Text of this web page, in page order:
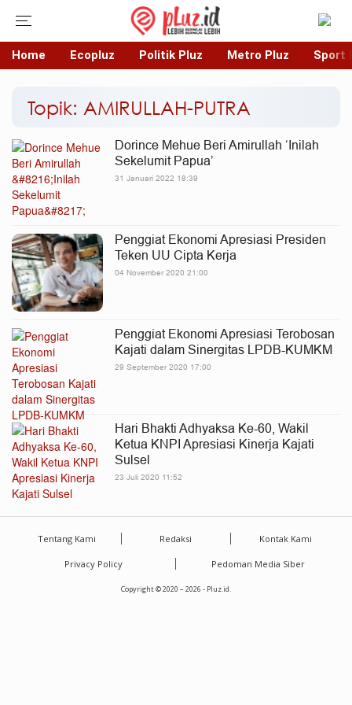
Home Ecopluz Politik Pluz Metro Pluz Sport
Topik: AMIRULLAH-PUTRA
Dorince Mehue Beri Amirullah ‘Inilah
Sekelumit Papua’
31 Januari 2022 18:39
Penggiat Ekonomi Apresiasi Presiden
Teken UU Cipta Kerja
04 November 2020 21:00
Penggiat Ekonomi Apresiasi Terobosan
Kajati dalam Sinergitas LPDB-KUMKM
29 September 2020 17:00
Hari Bhakti Adhyaksa Ke-60, Wakil
Ketua KNPI Apresiasi Kinerja Kajati
Sulsel
23 Juli 2020 11:52
Tentang Kami Redaksi Kontak Kami
Privacy Policy Pedoman Media Siber
Copyright © 2020 – 2026 - Pluz.id.